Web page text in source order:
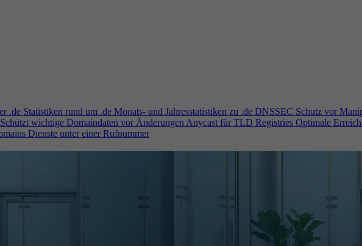
.de Statistiken rund um .de Monats- und Jahresstatistiken zu .de DNSSEC Schutz vor
Schützt wichtige Domaindaten vor ÄnderungenAnycast für TLD Registries Optimale
Dienste unter einer Rufnummer